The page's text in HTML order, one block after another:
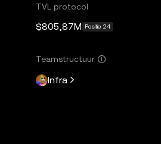
TVL protocol
$805,87M Positie 24
Teamstructuur
Infra